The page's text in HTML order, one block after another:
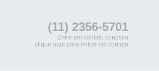
(11) 2356-5701
Entre em contato conosco
clique aqui para entrar em contato